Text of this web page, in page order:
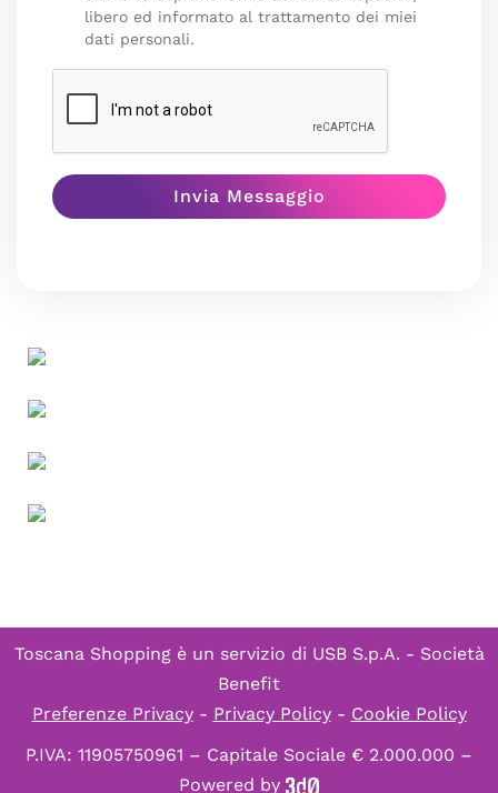
libero ed informato al trattamento dei miei
dati personali.
Toscana Shopping è un servizio di USB S.p.A. - Società
Benefit
Preferenze Privacy- Privacy Policy- Cookie Policy
P.IVA: 11905750961 – Capitale Sociale € 2.000.000 –
Powered by